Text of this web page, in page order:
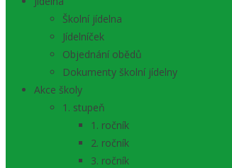
Školní jídelna
Jídelníček
Objednání obědů
Dokumenty školní jídelny
Akce školy
1. stupeň
1. ročník
2. ročník
3. ročník